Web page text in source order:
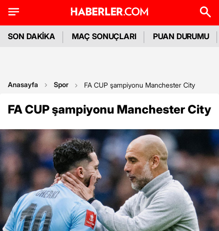
SON DAKİKA MAÇ SONUÇLARI PUAN DURUMU
Anasayfa Spor FA CUP şampiyonu Manchester City
FA CUP şampiyonu Manchester City